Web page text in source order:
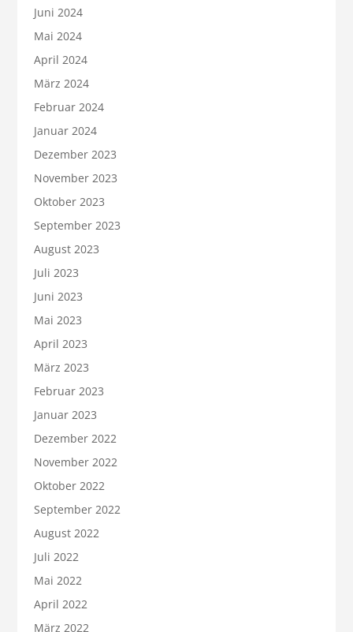
Juni 2024
Mai 2024
April 2024
März 2024
Februar 2024
Januar 2024
Dezember 2023
November 2023
Oktober 2023
September 2023
August 2023
Juli 2023
Juni 2023
Mai 2023
April 2023
März 2023
Februar 2023
Januar 2023
Dezember 2022
November 2022
Oktober 2022
September 2022
August 2022
Juli 2022
Mai 2022
April 2022
März 2022